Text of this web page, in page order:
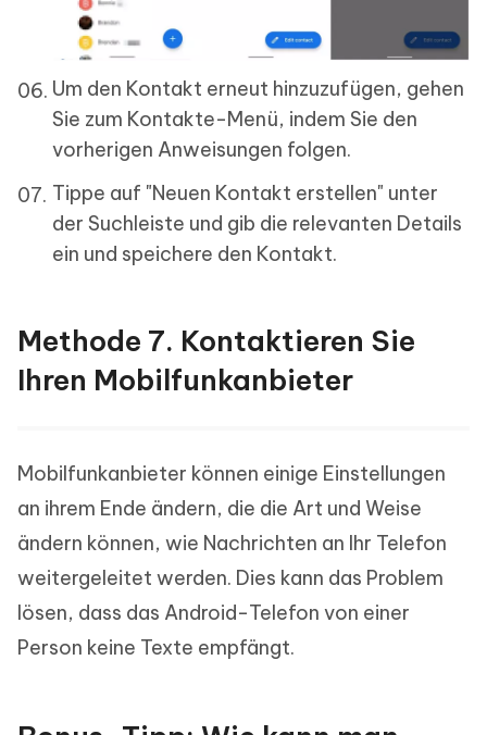
Um den Kontakt erneut hinzuzufügen, gehen
Sie zum Kontakte-Menü, indem Sie den
vorherigen Anweisungen folgen.
Tippe auf "Neuen Kontakt erstellen" unter
der Suchleiste und gib die relevanten Details
ein und speichere den Kontakt.
Methode 7. Kontaktieren Sie
Ihren Mobilfunkanbieter
Mobilfunkanbieter können einige Einstellungen
an ihrem Ende ändern, die die Art und Weise
ändern können, wie Nachrichten an Ihr Telefon
weitergeleitet werden. Dies kann das Problem
lösen, dass das Android-Telefon von einer
Person keine Texte empfängt.